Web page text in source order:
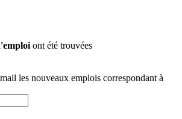
ont été trouvées
les nouveaux emplois correspondant à